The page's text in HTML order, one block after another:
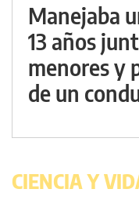
Manejaba
13 años
menores y
de un
CIENCIA Y